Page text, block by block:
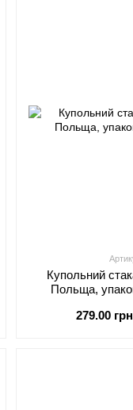
Купольний
Польща,
279.00